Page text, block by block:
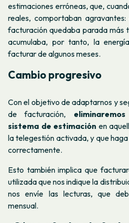
estimaciones erróneas, que,
reales, comportaban
facturación quedaba parada más
acumulaba, por tanto, la
facturar de algunos meses.
Cambio progresivo
Con el objetivo de adaptarnos y
de facturación,
sistema de estimación en
la telegestión activada, y que
correctamente.
Esto también implica que
utilizada que nos indique la
nos envíe las lecturas, que
mensual.